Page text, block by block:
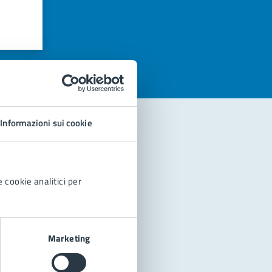
Informazioni sui cookie
cookie analitici per
Marketing